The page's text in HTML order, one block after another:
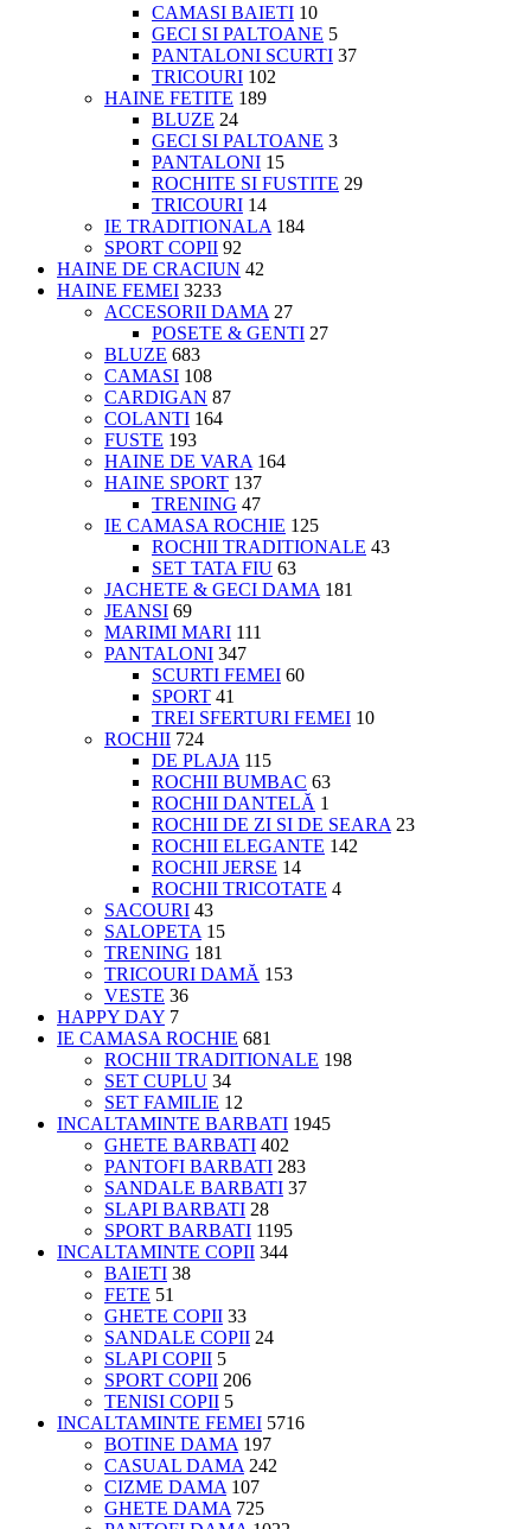
CAMASI BAIETI 10
GECI SI PALTOANE 5
PANTALONI SCURTI 37
TRICOURI 102
HAINE FETITE 189
BLUZE 24
GECI SI PALTOANE 3
PANTALONI 15
ROCHITE SI FUSTITE 29
TRICOURI 14
IE TRADITIONALA 184
SPORT COPII 92
HAINE DE CRACIUN 42
HAINE FEMEI 3233
ACCESORII DAMA 27
POSETE & GENTI 27
BLUZE 683
CAMASI 108
CARDIGAN 87
COLANTI 164
FUSTE 193
HAINE DE VARA 164
HAINE SPORT 137
TRENING 47
IE CAMASA ROCHIE 125
ROCHII TRADITIONALE 43
SET TATA FIU 63
JACHETE & GECI DAMA 181
JEANSI 69
MARIMI MARI 111
PANTALONI 347
SCURTI FEMEI 60
SPORT 41
TREI SFERTURI FEMEI 10
ROCHII 724
DE PLAJA 115
ROCHII BUMBAC 63
ROCHII DANTELĂ 1
ROCHII DE ZI SI DE SEARA 23
ROCHII ELEGANTE 142
ROCHII JERSE 14
ROCHII TRICOTATE 4
SACOURI 43
SALOPETA 15
TRENING 181
TRICOURI DAMĂ 153
VESTE 36
HAPPY DAY 7
IE CAMASA ROCHIE 681
ROCHII TRADITIONALE 198
SET CUPLU 34
SET FAMILIE 12
INCALTAMINTE BARBATI 1945
GHETE BARBATI 402
PANTOFI BARBATI 283
SANDALE BARBATI 37
SLAPI BARBATI 28
SPORT BARBATI 1195
INCALTAMINTE COPII 344
BAIETI 38
FETE 51
GHETE COPII 33
SANDALE COPII 24
SLAPI COPII 5
SPORT COPII 206
TENISI COPII 5
INCALTAMINTE FEMEI 5716
BOTINE DAMA 197
CASUAL DAMA 242
CIZME DAMA 107
GHETE DAMA 725